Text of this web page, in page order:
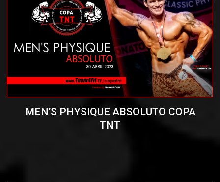
MEN’S PHYSIQUE ABSOLUTO COPA
TNT